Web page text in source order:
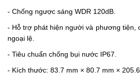
- Chống ngược sáng WDR 120dB.
- Hỗ trợ phát hiện người và phương tiện,
ngoại lệ.
- Tiêu chuẩn chống bụi nước IP67.
- Kích thước: 83.7 mm × 80.7 mm ×